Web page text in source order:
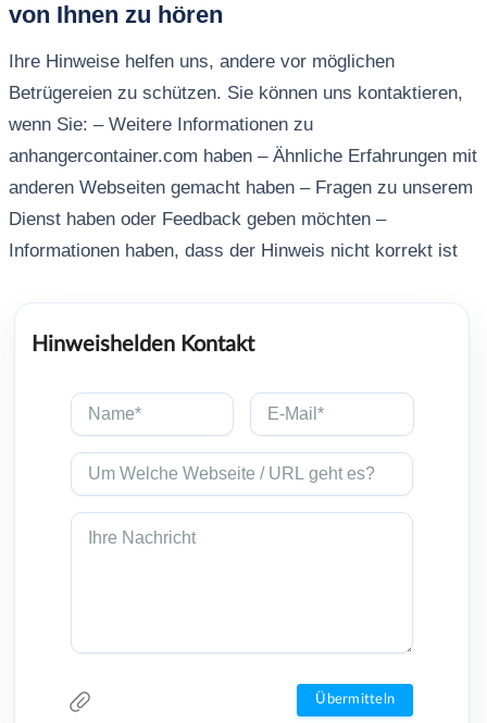
von Ihnen zu hören
Ihre Hinweise helfen uns, andere vor möglichen
Betrügereien zu schützen. Sie können uns kontaktieren,
wenn Sie: – Weitere Informationen zu
anhangercontainer.com haben – Ähnliche Erfahrungen mit
anderen Webseiten gemacht haben – Fragen zu unserem
Dienst haben oder Feedback geben möchten –
Informationen haben, dass der Hinweis nicht korrekt ist
Hinweishelden Kontakt